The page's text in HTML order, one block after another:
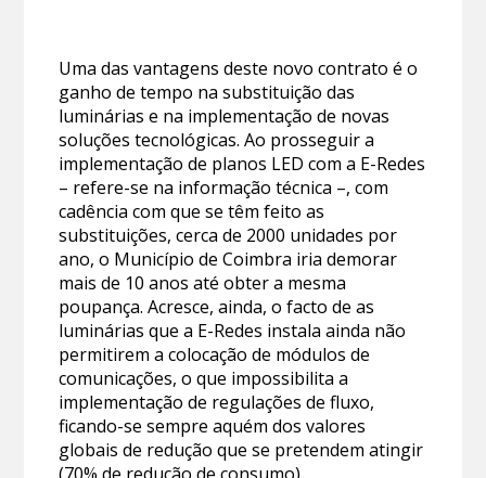
Uma das vantagens deste novo contrato é o
ganho de tempo na substituição das
luminárias e na implementação de novas
soluções tecnológicas. Ao prosseguir a
implementação de planos LED com a E-Redes
– refere-se na informação técnica –, com
cadência com que se têm feito as
substituições, cerca de 2000 unidades por
ano, o Município de Coimbra iria demorar
mais de 10 anos até obter a mesma
poupança. Acresce, ainda, o facto de as
luminárias que a E-Redes instala ainda não
permitirem a colocação de módulos de
comunicações, o que impossibilita a
implementação de regulações de fluxo,
ficando-se sempre aquém dos valores
globais de redução que se pretendem atingir